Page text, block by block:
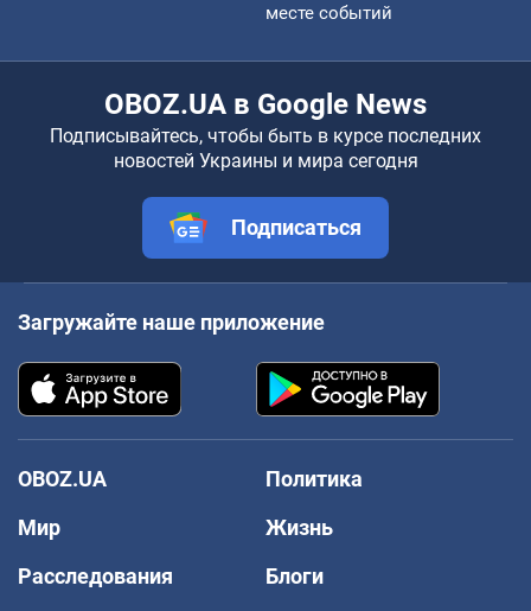
месте событий
OBOZ.UA в Google News
Подписывайтесь, чтобы быть в курсе последних
новостей Украины и мира сегодня
Подписаться
Загружайте наше приложение
OBOZ.UA
Политика
Мир
Жизнь
Расследования
Блоги